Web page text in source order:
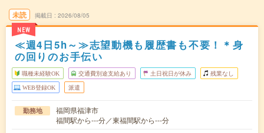
未読
NEW
掲載日 2026/08/05
≪週4日5h～≫志望動機も履歴書も不要！＊身
の回りのお手伝い
職種未経験OK 交通費別途支給あり 土日祝日が休み 残業なし
WEB登録OK 派遣
勤務地
福岡県福津市
福間駅から---分／東福間駅から---分